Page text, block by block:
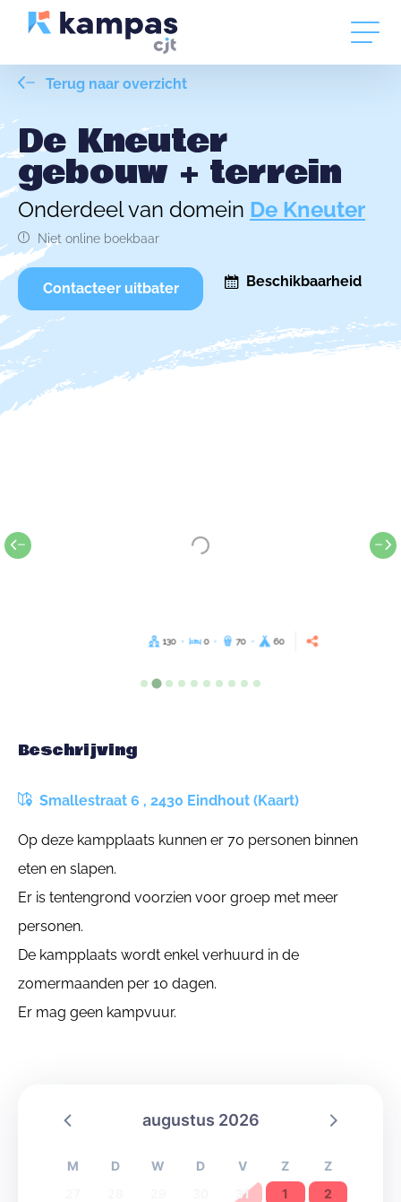
Terug naar overzicht
De Kneuter
gebouw + terrein
Onderdeel van domein De Kneuter
Niet online boekbaar
Contacteer uitbater Beschikbaarheid
130 0 70 60
Beschrijving
Smallestraat 6 , 2430 Eindhout (Kaart)
Op deze kampplaats kunnen er 70 personen binnen
eten en slapen.
Er is tentengrond voorzien voor groep met meer
personen.
De kampplaats wordt enkel verhuurd in de
zomermaanden per 10 dagen.
Er mag geen kampvuur.
augustus 2026
M D W D V Z
Z
31 1
2